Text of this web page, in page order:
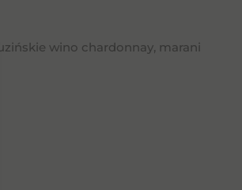
wino chardonnay, marani